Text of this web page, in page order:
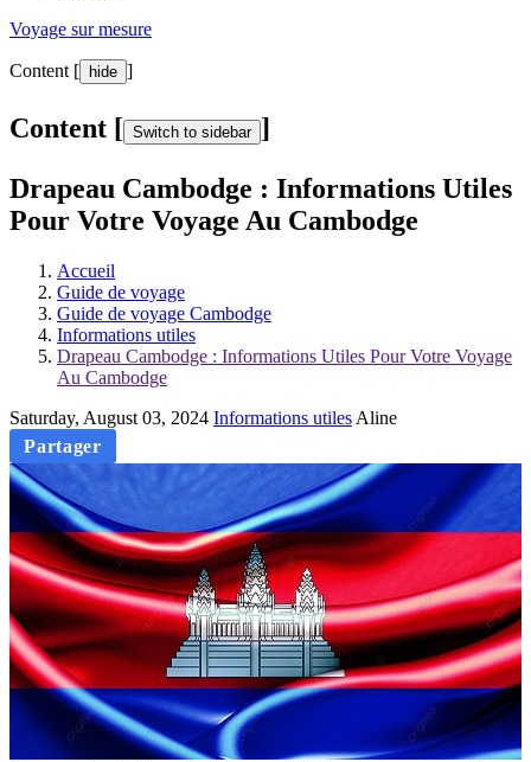
Voyage sur mesure
Content [ hide ]
Content [ Switch to sidebar ]
Drapeau Cambodge : Informations Utiles
Pour Votre Voyage Au Cambodge
Accueil
Guide de voyage
Guide de voyage Cambodge
Informations utiles
Drapeau Cambodge : Informations Utiles Pour Votre Voyage
Au Cambodge
Saturday, August 03, 2024 Informations utiles Aline
Partager